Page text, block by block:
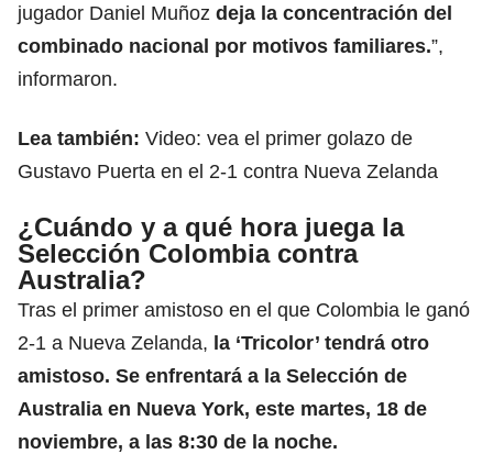
jugador Daniel Muñoz deja la concentración del
combinado nacional por motivos familiares.”,
informaron.
Lea también: Video: vea el primer golazo de
Gustavo Puerta en el 2-1 contra Nueva Zelanda
¿Cuándo y a qué hora juega la
Selección Colombia contra
Australia?
Tras el primer amistoso en el que Colombia le ganó
2-1 a Nueva Zelanda, la ‘Tricolor’ tendrá otro
amistoso. Se enfrentará a la Selección de
Australia en Nueva York, este martes, 18 de
noviembre, a las 8:30 de la noche.